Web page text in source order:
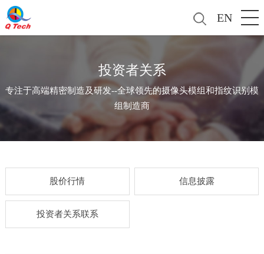
EN
投资者关系
专注于高端精密制造及研发--全球领先的摄像头模组和指纹识别模
组制造商
股价行情 信息披露
投资者关系联系